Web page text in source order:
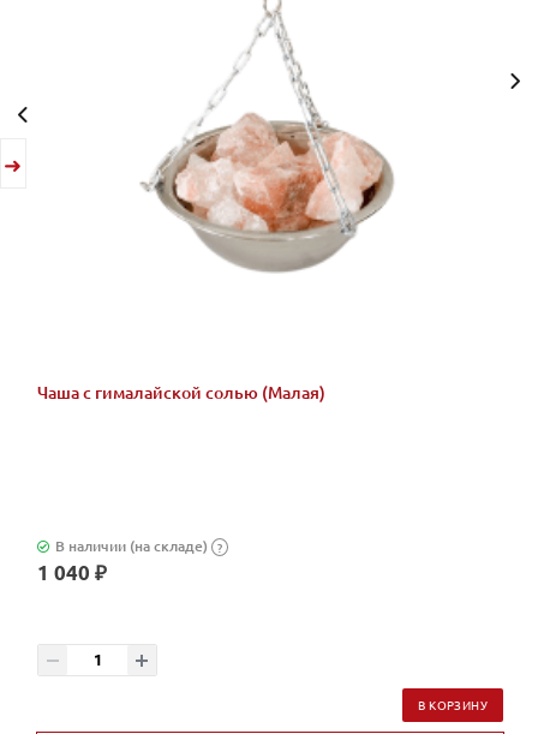
Чаша с гималайской солью (Малая)
В наличии (на складе) ?
1 040 ₽
В КОРЗИНУ